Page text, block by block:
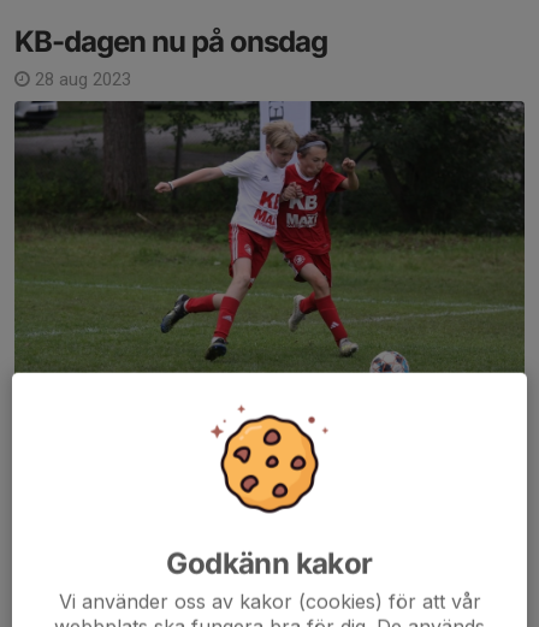
KB-dagen nu på onsdag
28 aug 2023
Unisport arrangerar "Sittfotboll". Octapharma och Erik Olsson är
på plats och Ica Maxi grillar hamburgare!
Det kommer det finnas möjlighet att spela match mot
Godkänn kakor
Vi använder oss av kakor (cookies) för att vår